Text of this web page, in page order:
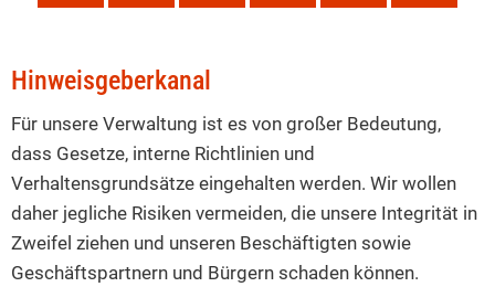
Hinweisgeberkanal
Hinweisgeberkanal
Für unsere Verwaltung ist es von großer Bedeutung,
dass Gesetze, interne Richtlinien und
Verhaltensgrundsätze eingehalten werden. Wir wollen
daher jegliche Risiken vermeiden, die unsere Integrität in
Zweifel ziehen und unseren Beschäftigten sowie
Geschäftspartnern und Bürgern schaden können.